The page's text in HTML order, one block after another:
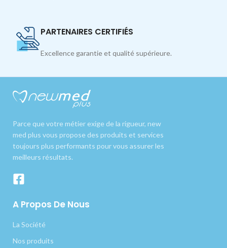
PARTENAIRES CERTIFIÉS
Excellence garantie et qualité supérieure.
Parce que votre métier exige de la rigueur, new
med plus vous propose des produits et services
toujours plus performants pour vous assurer les
meilleurs résultats.
A Propos De Nous
La Société
Nos produits